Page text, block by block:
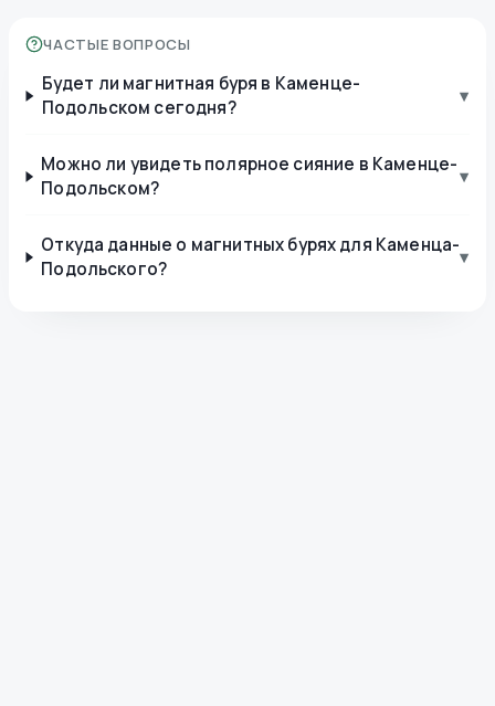
ЧАСТЫЕ ВОПРОСЫ
Будет ли магнитная буря в Каменце-
Подольском сегодня?
▾
Можно ли увидеть полярное сияние в Каменце-
Подольском?
▾
Откуда данные о магнитных бурях для Каменца-
Подольского?
▾